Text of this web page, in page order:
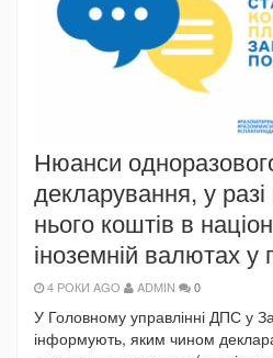
Нюанси
декларування, у разі
нього коштів в
іноземній валютах у
4 РОКИ AGO ADMIN 0
У Головному управлінні ДПС у
інформують, яким чином